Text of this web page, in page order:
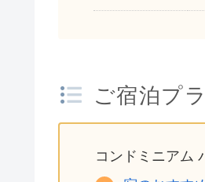
ご宿泊プ
コンドミニアム